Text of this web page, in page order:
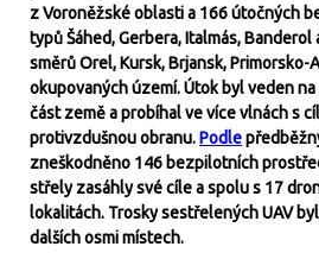
z Voroněžské oblasti a 166 útočných
typů Šáhed, Gerbera, Italmás,
směrů Orel, Kursk, Brjansk,
okupovaných území. Útok byl veden
část země a probíhal ve více vlnách s
protivzdušnou obranu.Podle
zneškodněno 146 bezpilotních
střely zasáhly své cíle a spolu s 17
lokalitách. Trosky sestřelených UAV
dalších osmi místech.